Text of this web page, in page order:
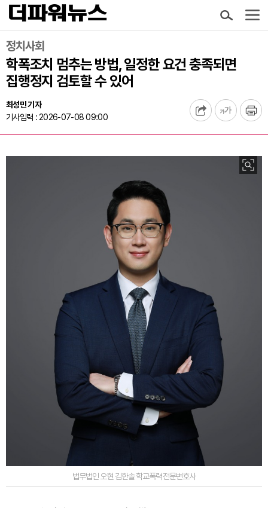
정치사회
학폭조치 멈추는 방법, 일정한 요건 충족되면
집행정지 검토할 수 있어
최성민 기자
기사입력 : 2026-07-08 09:00
법무법인 오현 김한솔 학교폭력전문변호사